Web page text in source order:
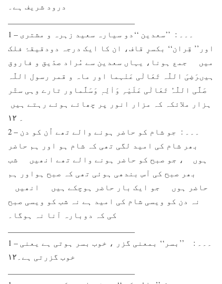
درود شریف ہے۔
1 – ۔۔۔ : ’’سعدین ‘‘دو سیارہ سعید زہرہ و مشتری
اور’’ قِران‘‘ بکسرِ قاف، ان کا ایک درجہ دودقیقۂ فلک
میں جمع ہونا، یہاں سعدین سے مُراد صدّیق و فاروق
ہیںرَضِیَ اللّٰہ تَعَالٰی عَنْہما اور ماہ و قمر رسول اللّٰہ
صَلَّی اللّٰہُ تَعَالٰی عَلَیْہِ وَاٰلِہٖ وَسَلَّماور تارے وہی ستّر
ہزار ملائکہ کہ مزار انور پر چھائے ہوئے رہتے ہیں
2 – ۔۔۔ : جو شام کو حاضر ہونے والے تھے اُن کو دن
بھر شام کی امید لگی تھی کہ شام ہو اور ہم حاضر
ہوں ، جو صبح کو حاضر ہونے والے تھے انھیں شب
بھر صبح کی آس بندھی ہوئی تھی کہ صبح ہواور ہم
حاضر ہوں جو ایک بار حاضر ہوچکے ہیں انھیں
نہ دن کو ویسی شام کی امید ہے نہ شب کو ویسی صبح
کی کہ دوبارہ آنا نہ ہوگا۔
1 – ۔۔۔ : ’’بسر‘‘ بمعنی گزر ، خوب بسر ہوتی ہے یعنی
خوب گزرتی ہے۔۱۲